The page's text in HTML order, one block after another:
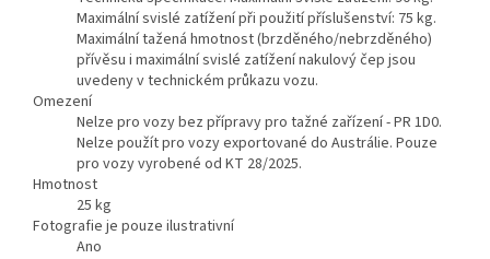
Maximální svislé zatížení při použití příslušenství: 75 kg.
Maximální tažená hmotnost (brzděného/nebrzděného)
přívěsu i maximální svislé zatížení nakulový čep jsou
uvedeny v technickém průkazu vozu.
Omezení
Nelze pro vozy bez přípravy pro tažné zařízení - PR 1D0.
Nelze použít pro vozy exportované do Austrálie. Pouze
pro vozy vyrobené od KT 28/2025.
Hmotnost
25 kg
Fotografie je pouze ilustrativní
Ano